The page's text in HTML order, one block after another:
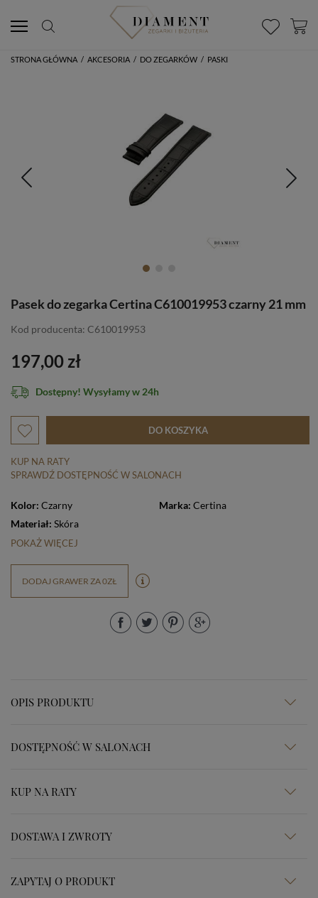
STRONA GŁÓWNA / AKCESORIA / DO ZEGARKÓW / PASKI
Pasek do zegarka Certina C610019953 czarny 21 mm
Kod producenta: C610019953
197,00 zł
Dostępny! Wysyłamy w 24h
DO KOSZYKA
KUP NA RATY
SPRAWDŹ DOSTĘPNOŚĆ W SALONACH
Kolor: Czarny Marka: Certina
Materiał: Skóra
POKAŻ WIĘCEJ
DODAJ GRAWER ZA 0ZŁ
OPIS PRODUKTU
DOSTĘPNOŚĆ W SALONACH
KUP NA RATY
DOSTAWA I ZWROTY
ZAPYTAJ O PRODUKT